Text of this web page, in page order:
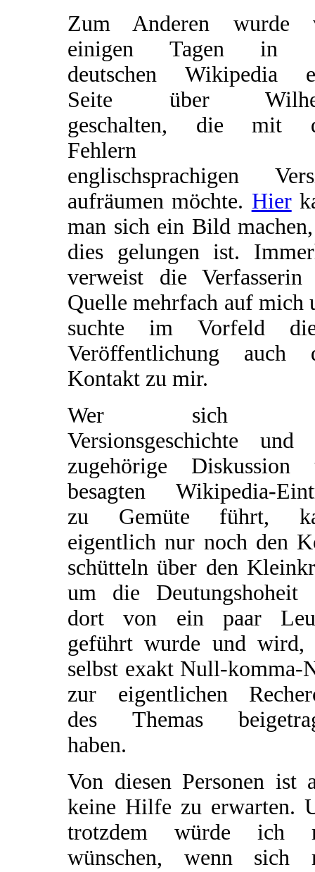
Zum Anderen wurde
einigen Tagen in
deutschen Wikipedia
Seite über
geschalten, die mit
Fehlern
englischsprachigen
aufräumen möchte. Hier
man sich ein Bild
dies gelungen ist.
verweist die Verfasserin
Quelle mehrfach auf mich
suchte im Vorfeld
Veröffentlichung auch
Kontakt zu mir.
Wer sich
Versionsgeschichte und
zugehörige Diskussion
besagten Wikipedia-
zu Gemüte führt,
eigentlich nur noch den
schütteln über den
um die Deutungshoheit
dort von ein paar
geführt wurde und wird,
selbst exakt Null-komma-
zur eigentlichen
des Themas
haben.
Von diesen Personen ist
keine Hilfe zu erwarten.
trotzdem würde ich
wünschen, wenn sich